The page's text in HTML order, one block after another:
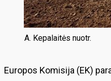
A. Kepalaitės nuotr.
Europos Komisija (EK)